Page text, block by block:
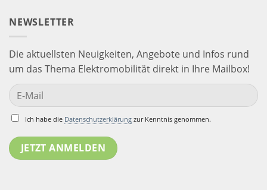
NEWSLETTER
Die aktuellsten Neuigkeiten, Angebote und Infos rund
um das Thema Elektromobilität direkt in Ihre Mailbox!
Ich habe die Datenschutzerklärungzur Kenntnis genommen.